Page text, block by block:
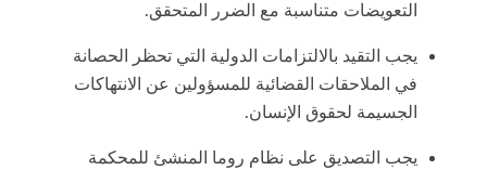
التعويضات متناسبة مع الضرر المتحقق.
يجب التقيد بالالتزامات الدولية التي تحظر الحصانة
في الملاحقات القضائية للمسؤولين عن الانتهاكات
الجسيمة لحقوق الإنسان.
يجب التصديق على نظام روما المنشئ للمحكمة